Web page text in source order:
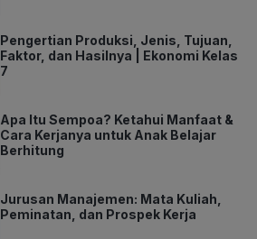
Pengertian Produksi, Jenis, Tujuan,
Faktor, dan Hasilnya | Ekonomi Kelas
7
Apa Itu Sempoa? Ketahui Manfaat &
Cara Kerjanya untuk Anak Belajar
Berhitung
Jurusan Manajemen: Mata Kuliah,
Peminatan, dan Prospek Kerja